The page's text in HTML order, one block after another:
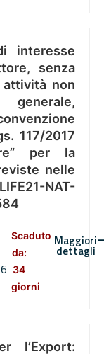
interesse
senza
non
generale,
117/2017
per la
nelle
NAT-
Scaduto
da:
34
giorni
Maggiori
dettagli
l’Export: